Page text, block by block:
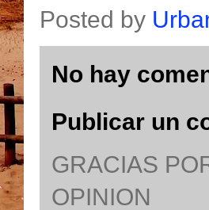
Posted by
No hay
Publicar un
GRACIAS
OPINION